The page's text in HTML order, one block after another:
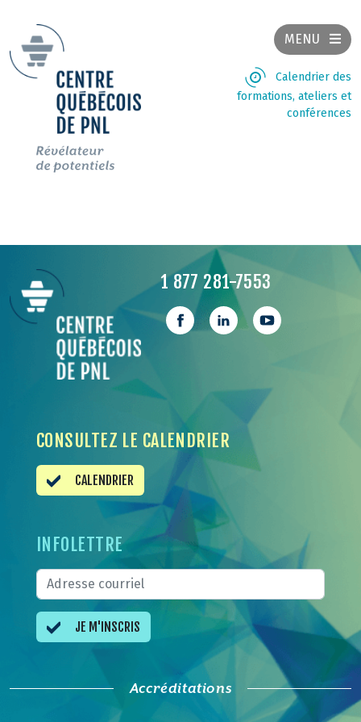
MENU
Calendrier des
formations, ateliers et
conférences
1 877 281-7553
CONSULTEZ LE CALENDRIER
CALENDRIER
INFOLETTRE
JE M'INSCRIS
Accréditations